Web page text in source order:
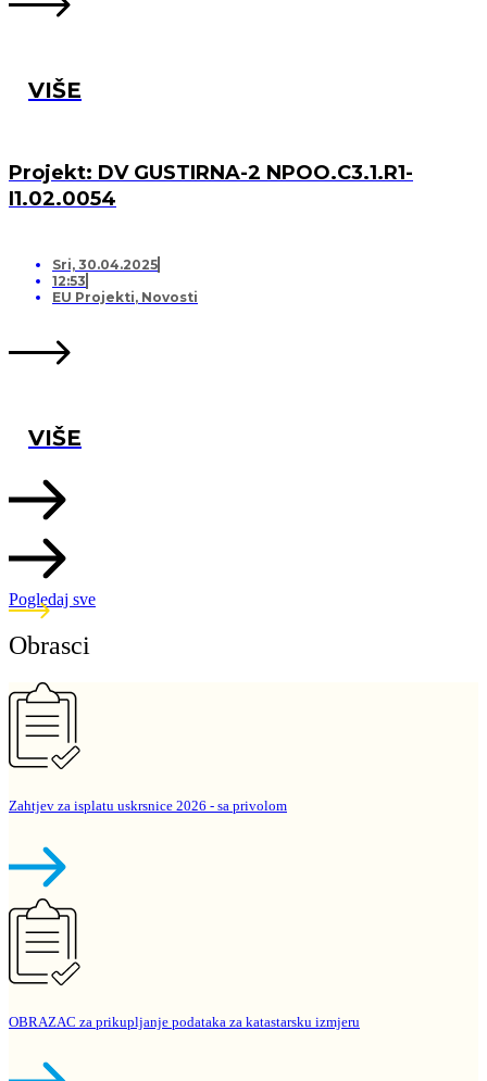
VIŠE
Projekt: DV GUSTIRNA-2 NPOO.C3.1.R1-
I1.02.0054
Sri, 30.04.2025
12:53
EU Projekti, Novosti
VIŠE
Pogledaj sve
Obrasci
Zahtjev za isplatu uskrsnice 2026 - sa privolom
OBRAZAC za prikupljanje podataka za katastarsku izmjeru